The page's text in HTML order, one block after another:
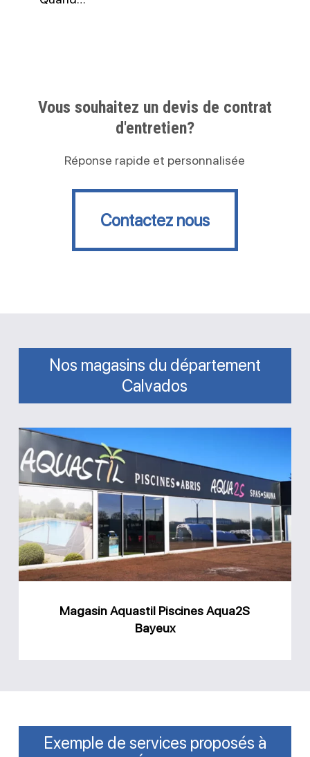
Vous souhaitez un devis de contrat
d'entretien?
Réponse rapide et personnalisée
Contactez nous
Contactez nous
Nos magasins du département
Calvados
Aquastil
Piscines
Aqua2S
Bayeux
Magasin Aquastil Piscines Aqua2S
Bayeux
Exemple de services proposés à